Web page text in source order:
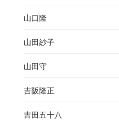
山口隆
山田紗子
山田守
吉阪隆正
吉田五十八